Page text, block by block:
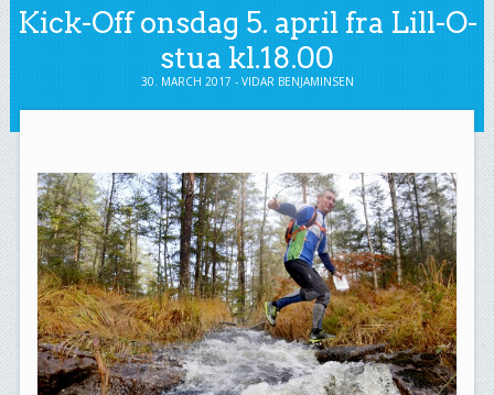
Kick-Off onsdag 5. april fra Lill-O-
stua kl.18.00
30. MARCH 2017 - VIDAR BENJAMINSEN